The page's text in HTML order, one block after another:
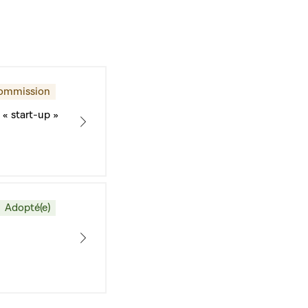
start-up »
Adopté(e)